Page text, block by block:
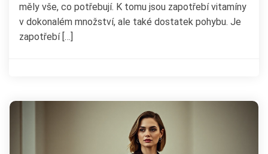
měly vše, co potřebují. K tomu jsou zapotřebí vitamíny
v dokonalém množství, ale také dostatek pohybu. Je
zapotřebí […]